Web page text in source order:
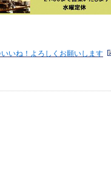
いね！よろしくお願いします